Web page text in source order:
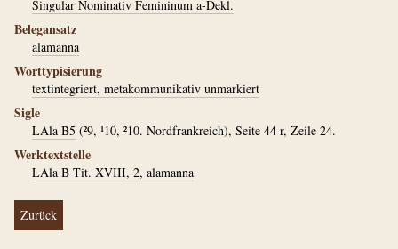
Singular Nominativ Femininum a-Dekl.
Belegansatz
alamanna
Worttypisierung
textintegriert, metakommunikativ unmarkiert
Sigle
LAla B5 (²9, ¹10, ²10. Nordfrankreich), Seite 44 r, Zeile 24.
Werktextstelle
LAla B Tit. XVIII, 2, alamanna
Zurück